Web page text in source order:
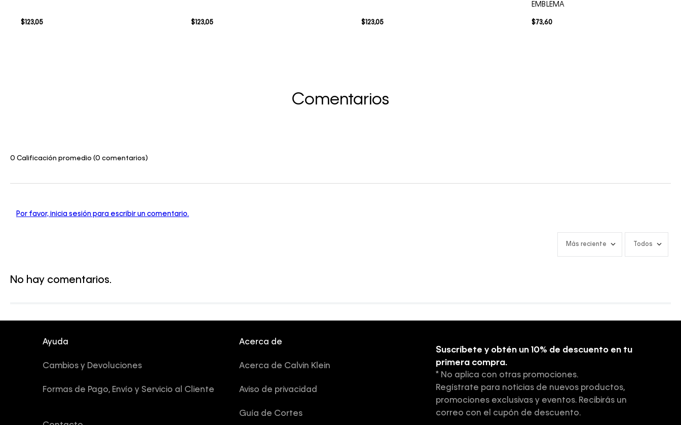
$123,05 $123,05 $123,05
EMBLEMA
$73,60
Comentarios
0 Calificación promedio (0 comentarios)
Por favor, inicia sesión para escribir un comentario.
Más reciente Todos
No hay comentarios.
Ayuda
Cambios y Devoluciones
Formas de Pago, Envío y Servicio al Cliente
Acerca de
Acerca de Calvin Klein
Aviso de privacidad
Guía de Cortes
Suscríbete y obtén un 10% de descuento en tu
primera compra.
* No aplica con otras promociones.
Regístrate para noticias de nuevos productos,
promociones exclusivas y eventos. Recibirás un
correo con el cupón de descuento.